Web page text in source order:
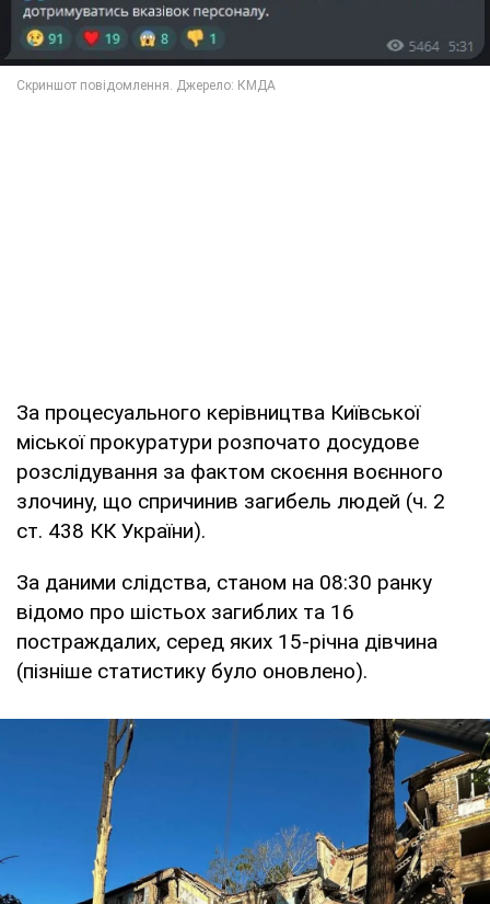
За процесуального керівництва Київської
міської прокуратури розпочато досудове
розслідування за фактом скоєння воєнного
злочину, що спричинив загибель людей (ч. 2
ст. 438 КК України).
За даними слідства, станом на 08:30 ранку
відомо про шістьох загиблих та 16
постраждалих, серед яких 15-річна дівчина
(пізніше статистику було оновлено).